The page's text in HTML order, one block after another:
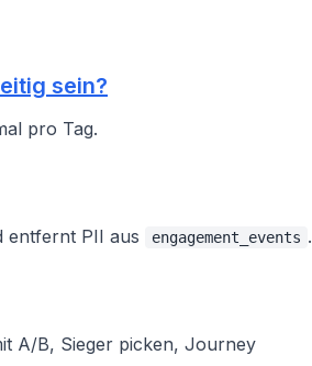
sein?
pro Tag.
entfernt PII aus engagement_events .
A/B, Sieger picken, Journey